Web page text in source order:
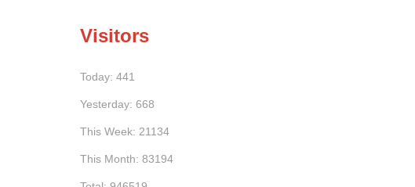
Visitors
Today: 441
Yesterday: 668
This Week: 21134
This Month: 83194